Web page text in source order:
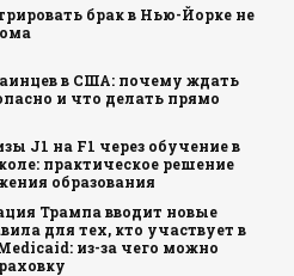
брак в Нью-Йорке не
в США: почему ждать
и что делать прямо
J1 на F1 через обучение в
практическое решение
образования
Трампа вводит новые
для тех, кто участвует в
из-за чего можно